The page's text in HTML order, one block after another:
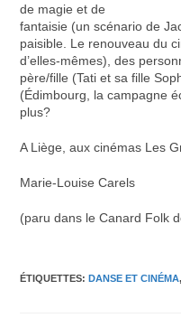
de magie et de
fantaisie (un scénario de
paisible. Le renouveau du
d’elles-mêmes), des
père/fille (Tati et sa fille
(Édimbourg, la campagne
plus?
A Liège, aux cinémas Les
Marie-Louise Carels
(paru dans le Canard Folk
ÉTIQUETTES:DANSE ET CINÉMA,